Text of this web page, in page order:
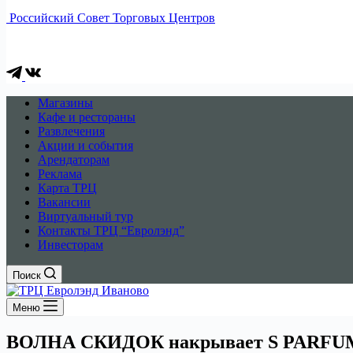
Российский Совет Торговых Центров
Магазины
Кафе и рестораны
Развлечения
Акции и события
Арендаторам
Реклама
Карта ТРЦ
Вакансии
Виртуальный тур
Контакты ТРЦ “Евролэнд”
Инвесторам
Поиск
Меню
ВОЛНА СКИДОК накрывает S